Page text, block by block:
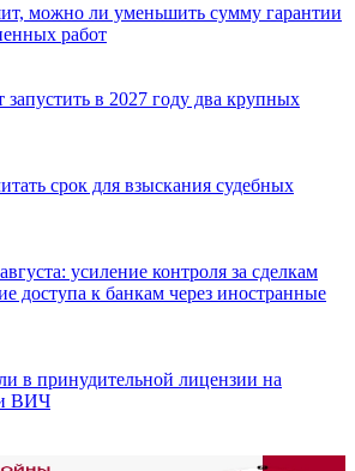
можно ли уменьшить сумму гарантии
работ
запустить в 2027 году два крупных
срок для взыскания судебных
усиление контроля за сделкам
доступа к банкам через иностранные
в принудительной лицензии на
ВИЧ